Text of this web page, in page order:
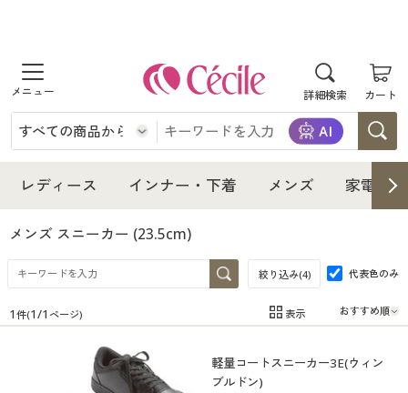
詳細検索 カート
商品を探す
レディース
レディースファッション
女性下着
インナー・下着
インナー・下着通販すべて
女性下着
メンズ下着
ジュニア・ティーンズ下着
メンズ
メンズ通販すべて
メンズファッション
家電・雑貨
家電・雑貨すべて
寝具・インテリア・家具
寝具・インテリア・家具通販すべて
美容・健康
レディース インナー・下着 メンズ 家電・
メンズ スニーカー (23.5cm)
絞り込み(4) 代表色のみ
在庫 在庫のある商品のみ表示
1 件(1/1 ページ) 表示
軽量コートスニーカー3E(ウィン
ブルドン)